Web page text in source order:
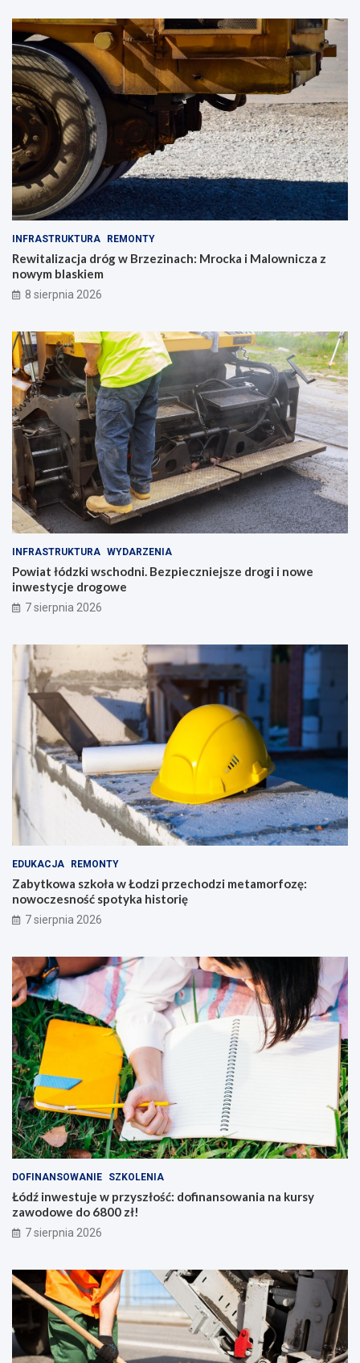
INFRASTRUKTURA REMONTY
Rewitalizacja dróg w Brzezinach: Mrocka i Malownicza z
nowym blaskiem
8 sierpnia 2026
INFRASTRUKTURA WYDARZENIA
Powiat łódzki wschodni. Bezpieczniejsze drogi i nowe
inwestycje drogowe
7 sierpnia 2026
EDUKACJA REMONTY
Zabytkowa szkoła w Łodzi przechodzi metamorfozę:
nowoczesność spotyka historię
7 sierpnia 2026
DOFINANSOWANIE SZKOLENIA
Łódź inwestuje w przyszłość: dofinansowania na kursy
zawodowe do 6800 zł!
7 sierpnia 2026